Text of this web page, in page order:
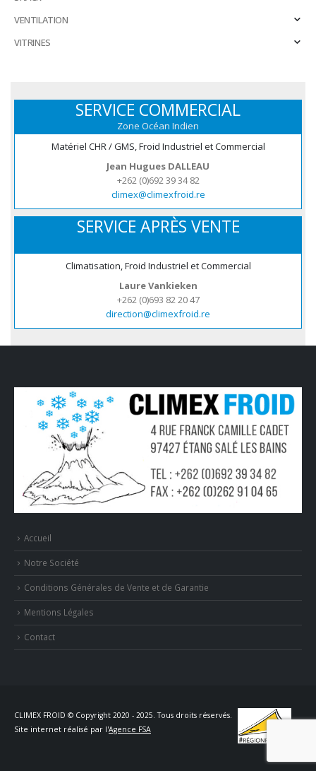
VENTILATION
VITRINES
SERVICE COMMERCIAL
Zone Océan Indien
Matériel CHR / GMS, Froid Industriel et Commercial
Jean Hugues DALLEAU
+262 (0)692 39 34 82
climex@climexfroid.re
SERVICE APRÈS VENTE
Climatisation, Froid Industriel et Commercial
Laure Vankieken
+262 (0)693 82 20 47
direction@climexfroid.re
Accueil
Notre Société
Conditions Générales de Vente et de Garantie
Mentions Légales
Contact
CLIMEX FROID © Copyright 2020 - 2025. Tous droits réservés.
Site internet réalisé par l'Agence FSA